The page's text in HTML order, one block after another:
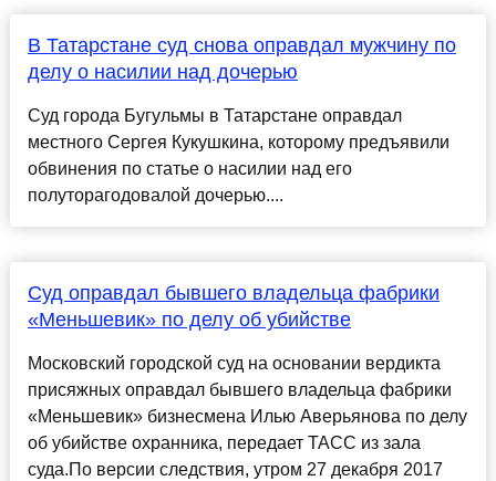
В Татарстане суд снова оправдал мужчину по
делу о насилии над дочерью
Суд города Бугульмы в Татарстане оправдал
местного Сергея Кукушкина, которому предъявили
обвинения по статье о насилии над его
полуторагодовалой дочерью....
Суд оправдал бывшего владельца фабрики
«Меньшевик» по делу об убийстве
Московский городской суд на основании вердикта
присяжных оправдал бывшего владельца фабрики
«Меньшевик» бизнесмена Илью Аверьянова по делу
об убийстве охранника, передает ТАСС из зала
суда.По версии следствия, утром 27 декабря 2017